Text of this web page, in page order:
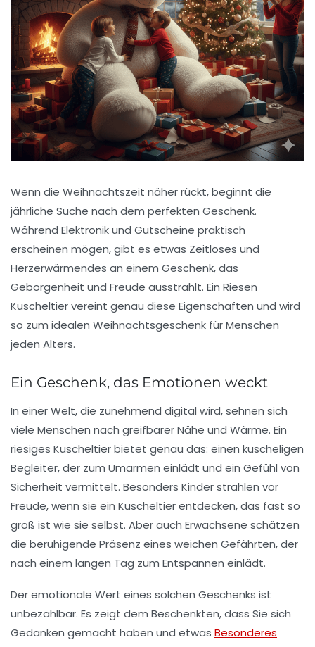
Wenn die Weihnachtszeit näher rückt, beginnt die
jährliche Suche nach dem perfekten Geschenk.
Während Elektronik und Gutscheine praktisch
erscheinen mögen, gibt es etwas Zeitloses und
Herzerwärmendes an einem Geschenk, das
Geborgenheit und Freude ausstrahlt. Ein Riesen
Kuscheltier vereint genau diese Eigenschaften und wird
so zum idealen Weihnachtsgeschenk für Menschen
jeden Alters.
Ein Geschenk, das Emotionen weckt
In einer Welt, die zunehmend digital wird, sehnen sich
viele Menschen nach greifbarer Nähe und Wärme. Ein
riesiges Kuscheltier bietet genau das: einen kuscheligen
Begleiter, der zum Umarmen einlädt und ein Gefühl von
Sicherheit vermittelt. Besonders Kinder strahlen vor
Freude, wenn sie ein Kuscheltier entdecken, das fast so
groß ist wie sie selbst. Aber auch Erwachsene schätzen
die beruhigende Präsenz eines weichen Gefährten, der
nach einem langen Tag zum Entspannen einlädt.
Der emotionale Wert eines solchen Geschenks ist
unbezahlbar. Es zeigt dem Beschenkten, dass Sie sich
Gedanken gemacht haben und etwas Besonderes